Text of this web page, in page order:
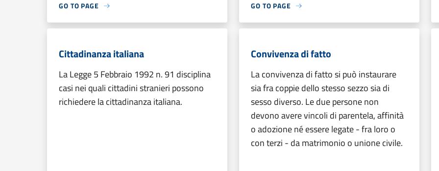
GO TO PAGE GO TO PAGE
Cittadinanza italiana
La Legge 5 Febbraio 1992 n. 91 disciplina
casi nei quali cittadini stranieri possono
richiedere la cittadinanza italiana.
Convivenza di fatto
La convivenza di fatto si può instaurare
sia fra coppie dello stesso sezzo sia di
sesso diverso. Le due persone non
devono avere vincoli di parentela, affinità
o adozione né essere legate - fra loro o
con terzi - da matrimonio o unione civile.